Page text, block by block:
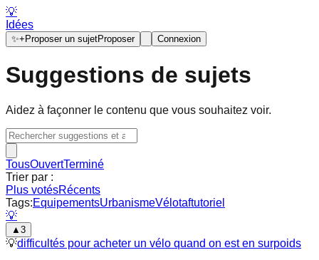
💡
Idées
✨+ Proposer un sujetProposer Connexion
Suggestions de sujets
Aidez à façonner le contenu que vous souhaitez voir.
TousOuvertTerminé
Trier par :
Plus votésRécents
Tags:EquipementsUrbanismeVélotaftutoriel
💡
▲ 3
💡difficultés pour acheter un vélo quand on est en surpoids